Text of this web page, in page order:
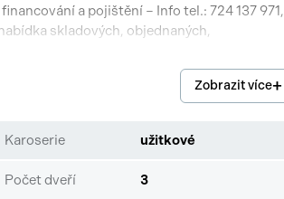
a pojištění – Info tel.: 724 137 971,
skladových, objednaných,
Zobrazit více
Karoserie užitkové
Počet dveří 3